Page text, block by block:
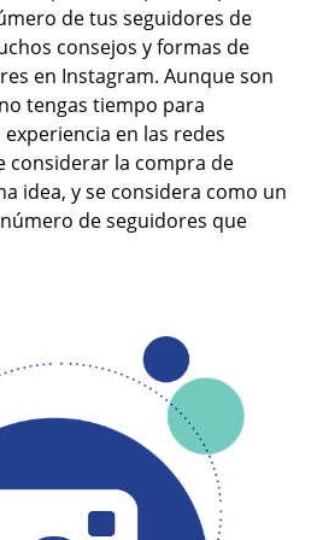
de tus seguidores de
consejos y formas de
en Instagram. Aunque son
tengas tiempo para
en las redes
considerar la compra de
idea, y se considera como un
de seguidores que